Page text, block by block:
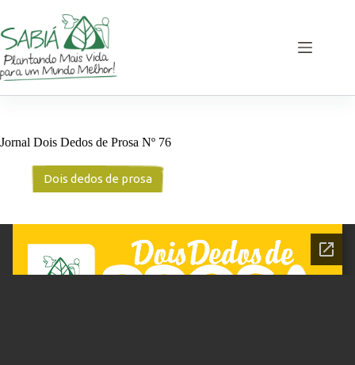
o
conteúdo
Jornal Dois Dedos de Prosa Nº 76
Dois dedos de prosa